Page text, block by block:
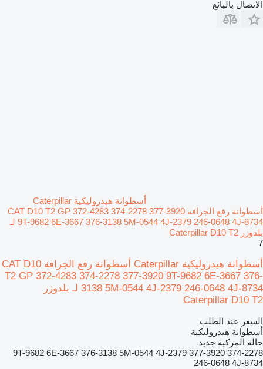
الاتصال بالبائع
أسطوانة هيدروليكية Caterpillar
أسطوانة رفع الجرافة CAT D10 T2 GP 372-4283 374-2278 377-3920
9T-9682 6E-3667 376-3138 5M-0544 4J-2379 246-0648 4J-8734 لـ
بلدوزر Caterpillar D10 T2
7
أسطوانة هيدروليكية Caterpillar أسطوانة رفع الجرافة CAT D10
T2 GP 372-4283 374-2278 377-3920 9T-9682 6E-3667 376-
3138 5M-0544 4J-2379 246-0648 4J-8734 لـ بلدوزر
Caterpillar D10 T2
السعر عند الطلب
أسطوانة هيدروليكية
حالة المركبة جديد
374-2278 377-3920 9T-9682 6E-3667 376-3138 5M-0544 4J-2379
246-0648 4J-8734